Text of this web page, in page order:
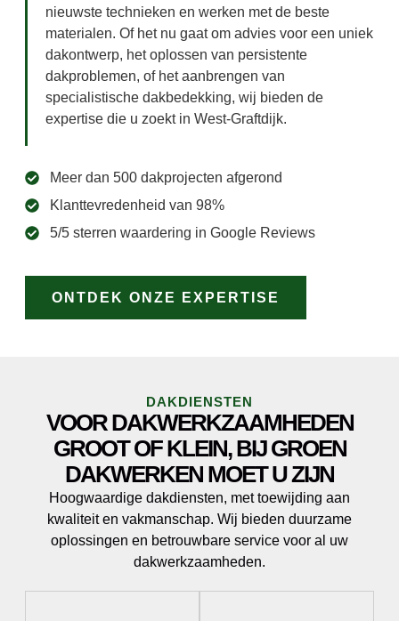
nieuwste technieken en werken met de beste
materialen. Of het nu gaat om advies voor een uniek
dakontwerp, het oplossen van persistente
dakproblemen, of het aanbrengen van
specialistische dakbedekking, wij bieden de
expertise die u zoekt in West-Graftdijk.
Meer dan 500 dakprojecten afgerond
Klanttevredenheid van 98%
5/5 sterren waardering in Google Reviews
ONTDEK ONZE EXPERTISE
DAKDIENSTEN
VOOR DAKWERKZAAMHEDEN
GROOT OF KLEIN, BIJ GROEN
DAKWERKEN MOET U ZIJN
Hoogwaardige dakdiensten, met toewijding aan
kwaliteit en vakmanschap. Wij bieden duurzame
oplossingen en betrouwbare service voor al uw
dakwerkzaamheden.